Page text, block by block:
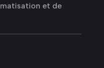
et de